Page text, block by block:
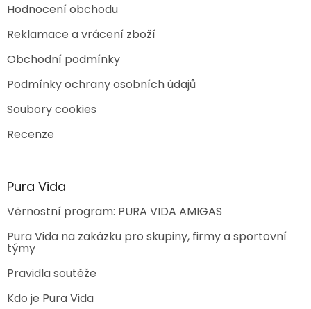
Hodnocení obchodu
Reklamace a vrácení zboží
Obchodní podmínky
Podmínky ochrany osobních údajů
Soubory cookies
Recenze
Pura Vida
Věrnostní program: PURA VIDA AMIGAS
Pura Vida na zakázku pro skupiny, firmy a sportovní
týmy
Pravidla soutěže
Kdo je Pura Vida